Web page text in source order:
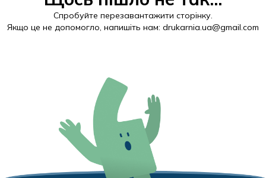
Спробуйте перезавантажити сторінку.
Якщо це не допомогло, напишіть нам: drukarnia.ua@gmail.com